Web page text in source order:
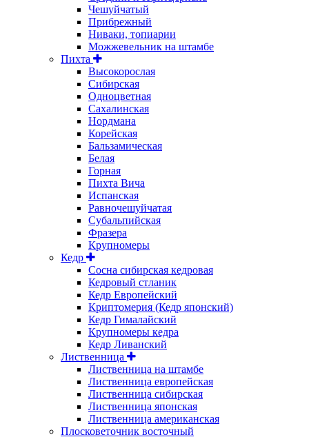
Чешуйчатый
Прибрежный
Ниваки, топиарии
Можжевельник на штамбе
Пихта
Высокорослая
Сибирская
Одноцветная
Сахалинская
Нордмана
Корейская
Бальзамическая
Белая
Горная
Пихта Вича
Испанская
Равночешуйчатая
Субальпийская
Фразера
Крупномеры
Кедр
Сосна сибирская кедровая
Кедровый стланик
Кедр Европейский
Криптомерия (Кедр японский)
Кедр Гималайский
Крупномеры кедра
Кедр Ливанский
Лиственница
Лиственница на штамбе
Лиственница европейская
Лиственница сибирская
Лиственница японская
Лиственница американская
Плосковеточник восточный